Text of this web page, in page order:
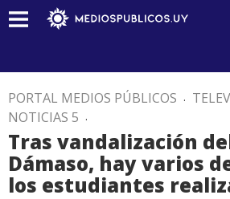
PORTAL MEDIOS PÚBLICOS .
NOTICIAS 5 .
Tras vandalización
Dámaso, hay varios
los estudiantes